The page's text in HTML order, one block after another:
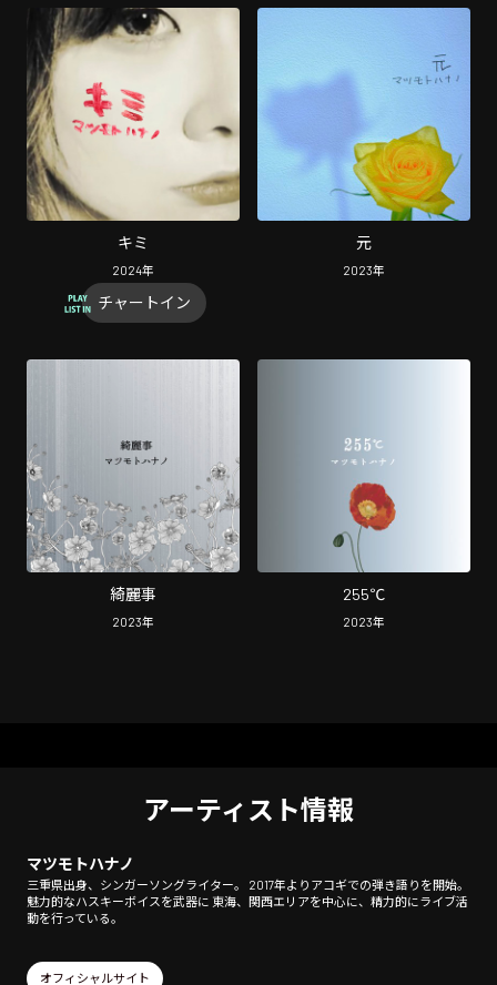
キミ
2024年
チャートイン
元
2023年
綺麗事
2023年
255℃
2023年
アーティスト情報
マツモトハナノ
三重県出身、シンガーソングライター。 2017年よりアコギでの弾き語りを開始。
魅力的なハスキーボイスを武器に 東海、関西エリアを中心に、精力的にライブ活
動を行っている。
オフィシャルサイト